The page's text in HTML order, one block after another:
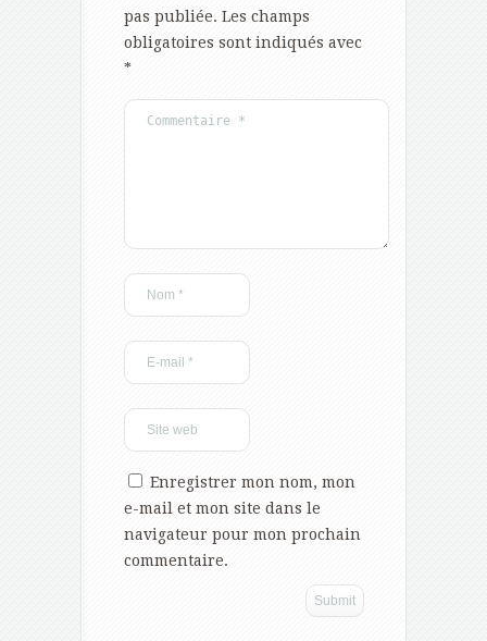
pas publiée. Les champs
obligatoires sont indiqués avec
*
Enregistrer mon nom, mon
e-mail et mon site dans le
navigateur pour mon prochain
commentaire.